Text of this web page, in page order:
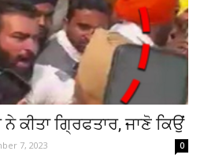
ਕੀਤਾ ਗ੍ਰਿਫਤਾਰ, ਜਾਣੋ ਕਿਉਂ
7, 2023 0